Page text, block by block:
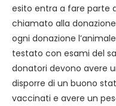
esito entra a fare parte
chiamato alla
ogni donazione
testato con esami del
donatori devono avere
disporre di un buono
vaccinati e avere un